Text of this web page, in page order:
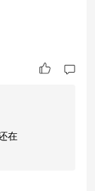
期节奏分析，
15至
在